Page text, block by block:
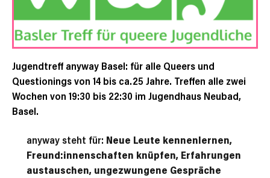
Jugendtreff anyway Basel: für alle Queers und
Questionings von 14 bis ca.25 Jahre. Treffen alle zwei
Wochen von 19:30 bis 22:30 im Jugendhaus Neubad,
Basel.
anyway steht für: Neue Leute kennenlernen,
Freund:innenschaften knüpfen, Erfahrungen
austauschen, ungezwungene Gespräche